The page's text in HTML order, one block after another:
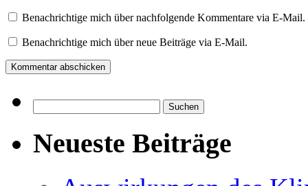
Benachrichtige mich über nachfolgende Kommentare via E-Mail.
Benachrichtige mich über neue Beiträge via E-Mail.
nach:
Neueste Beiträge